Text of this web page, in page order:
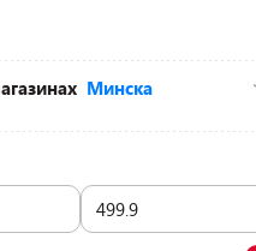
Минска
74а (ТЦ «Экспобел»)
154 (ТЦ «Корона»,
7а (ТЦ «Боро», 1 этаж)
79 (ТЦ «Prizma»,